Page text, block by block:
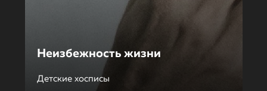
Неизбежность жизни
Детские хосписы